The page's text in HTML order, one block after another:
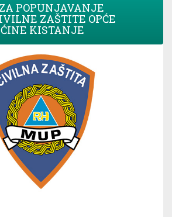
POPUNJAVANJE
ZAŠTITE OPĆE
KISTANJE